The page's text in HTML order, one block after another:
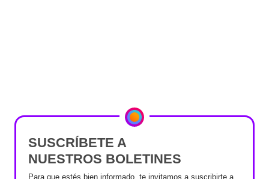
SUSCRÍBETE A
NUESTROS BOLETINES
Para que estés bien informado, te invitamos a suscribirte a